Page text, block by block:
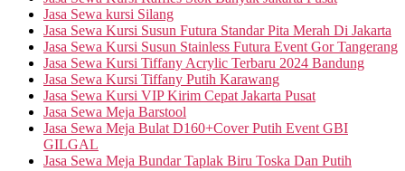
Jasa Sewa kursi Silang
Jasa Sewa Kursi Susun Futura Standar Pita Merah Di Jakarta
Jasa Sewa Kursi Susun Stainless Futura Event Gor Tangerang
Jasa Sewa Kursi Tiffany Acrylic Terbaru 2024 Bandung
Jasa Sewa Kursi Tiffany Putih Karawang
Jasa Sewa Kursi VIP Kirim Cepat Jakarta Pusat
Jasa Sewa Meja Barstool
Jasa Sewa Meja Bulat D160+Cover Putih Event GBI
GILGAL
Jasa Sewa Meja Bundar Taplak Biru Toska Dan Putih